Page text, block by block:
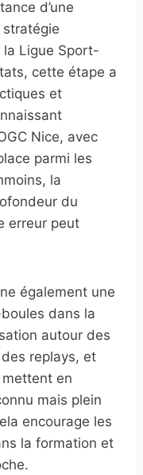
d’une
stratégie
la Ligue Sport-
cette étape a
et
Nice, avec
parmi les
la
du
erreur peut
également une
dans la
autour des
replays, et
mettent en
mais plein
encourage les
la formation et